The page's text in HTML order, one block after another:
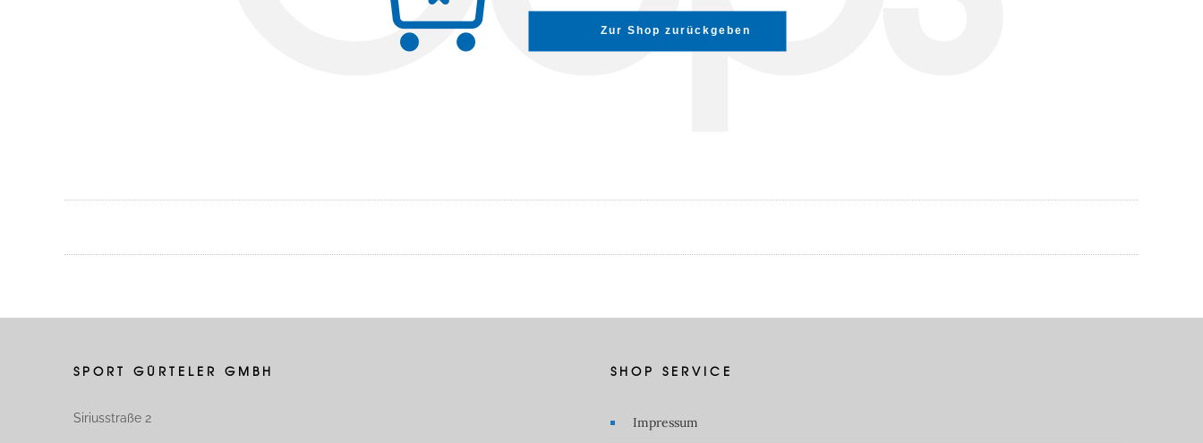
Zur Shop zurückgeben
SPORT GÜRTELER GMBH
Siriusstraße 2
SHOP SERVICE
Impressum